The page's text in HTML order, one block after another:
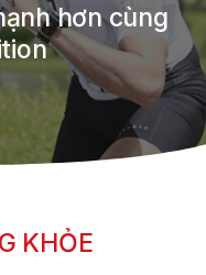
hơn cùng
KHỎE